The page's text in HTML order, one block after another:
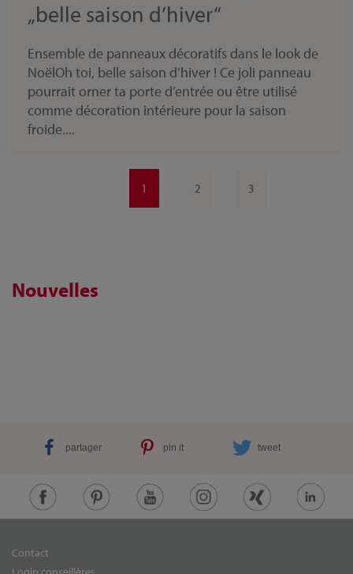
„belle saison d’hiver“
Ensemble de panneaux décoratifs dans le look de
NoëlOh toi, belle saison d’hiver ! Ce joli panneau
pourrait orner ta porte d’entrée ou être utilisé
comme décoration intérieure pour la saison
froide....
1 2 3
Nouvelles
partager pin it tweet
Contact